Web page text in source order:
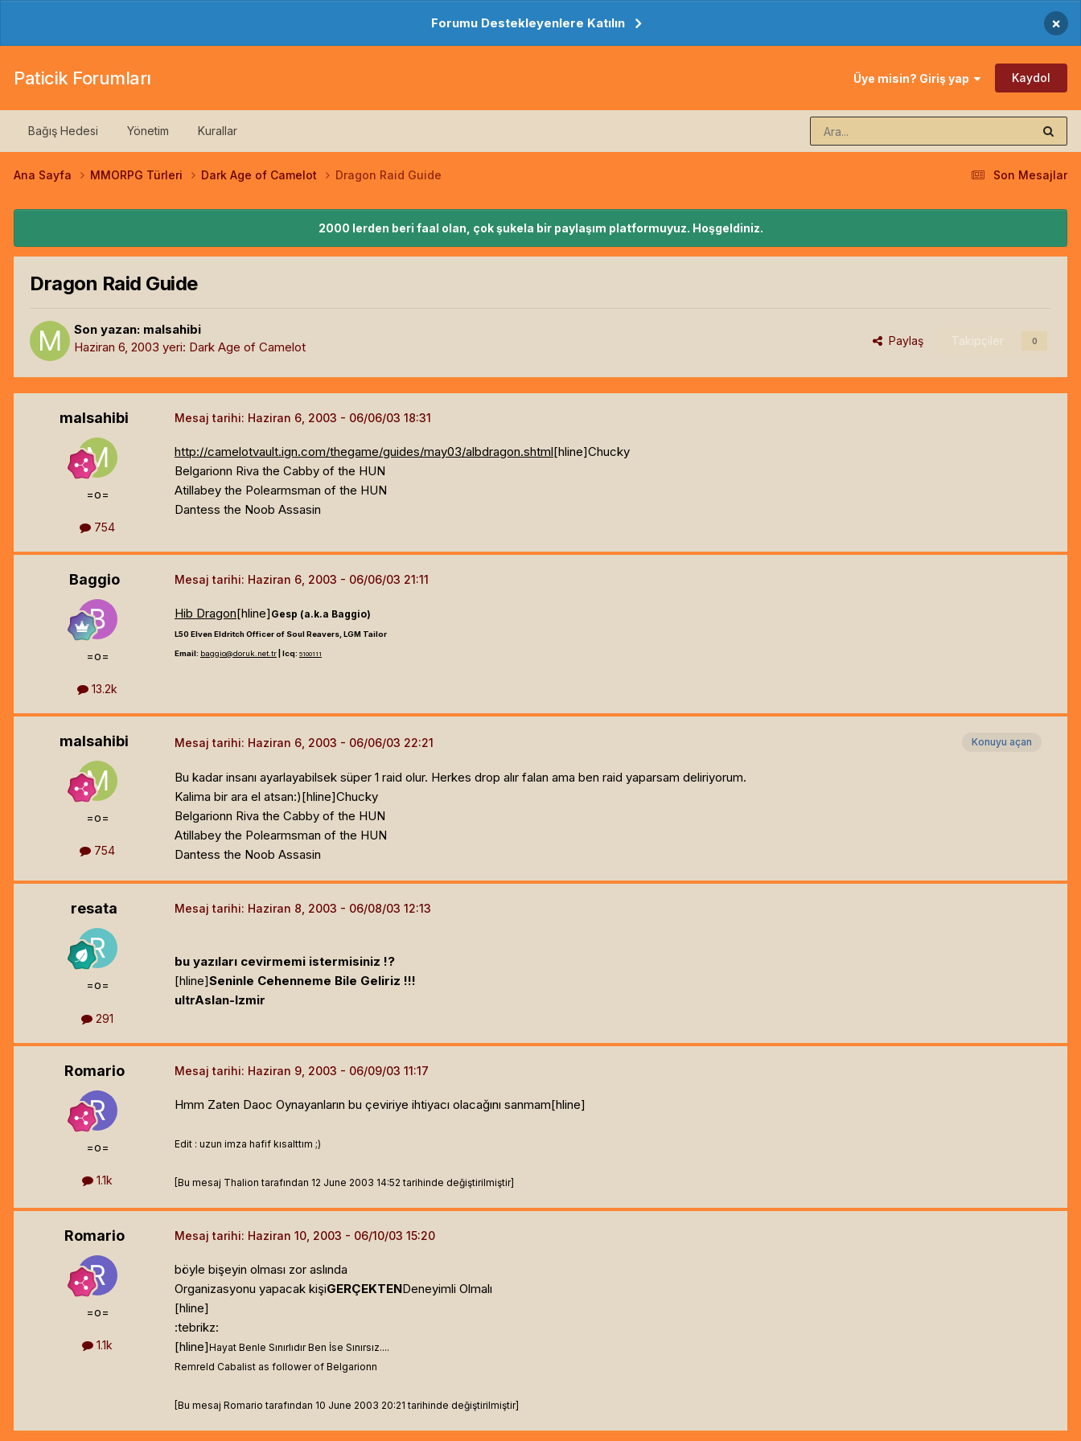
Forumu Destekleyenlere Katılın ×
Paticik Forumları Üye misin? Giriş yap Kaydol
Bağış Hedesi Yönetim Kurallar
Son Mesajlar
Ana Sayfa MMORPG Türleri Dark Age of Camelot Dragon Raid Guide
2000 lerden beri faal olan, çok şukela bir paylaşım platformuyuz. Hoşgeldiniz.
Dragon Raid Guide
Son yazan: malsahibi
Haziran 6, 2003 yeri: Dark Age of Camelot Paylaş Takipçiler 0
malsahibi
=o=
754
Mesaj tarihi: Haziran 6, 2003
http://camelotvault.ign.com/thegame/guides/may03/albdragon.shtml[hline]Chucky
Belgarionn Riva the Cabby of the HUN
Atillabey the Polearmsman of the HUN
Dantess the Noob Assasin
Baggio
=o=
13.2k
Mesaj tarihi: Haziran 6, 2003
Hib Dragon[hline] Gesp (a.k.a Baggio)
L50 Elven Eldritch Officer of Soul Reavers, LGM Tailor
Email: baggio@doruk.net.tr | Icq: 5100111
malsahibi
=o=
754
Konuyu açan
Mesaj tarihi: Haziran 6, 2003
Bu kadar insanı ayarlayabilsek süper 1 raid olur. Herkes drop alır falan ama ben raid yaparsam deliriyorum.
Kalima bir ara el atsan:)[hline]Chucky
Belgarionn Riva the Cabby of the HUN
Atillabey the Polearmsman of the HUN
Dantess the Noob Assasin
resata
=o=
291
Mesaj tarihi: Haziran 8, 2003
bu yazıları cevirmemi istermisiniz !?
[hline]Seninle Cehenneme Bile Geliriz !!!
ultrAslan-Izmir
Romario
=o=
1.1k
Mesaj tarihi: Haziran 9, 2003
Hmm Zaten Daoc Oynayanların bu çeviriye ihtiyacı olacağını sanmam[hline]
Edit : uzun imza hafif kısalttım ;)
[Bu mesaj Thalion tarafından 12 June 2003 14:52 tarihinde değiştirilmiştir]
Romario
=o=
1.1k
Mesaj tarihi: Haziran 10, 2003
böyle bişeyin olması zor aslında
Organizasyonu yapacak kişiGERÇEKTENDeneyimli Olmalı
[hline]
:tebrikz:
[hline]Hayat Benle Sınırlıdır Ben İse Sınırsız....
Remreld Cabalist as follower of Belgarionn
[Bu mesaj Romario tarafından 10 June 2003 20:21 tarihinde değiştirilmiştir]